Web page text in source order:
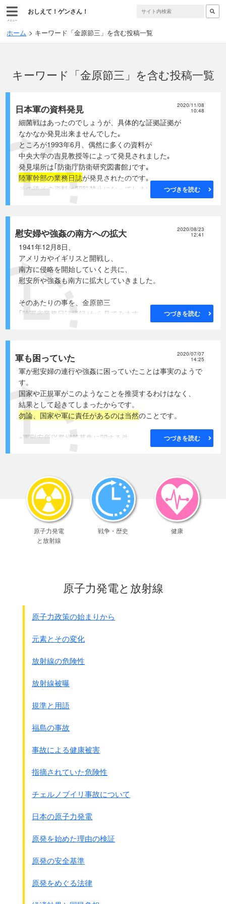
メニュー
おしえて！ゲンさん！
ホーム キーワード「金原節三」を含む投稿一覧
キーワード「金原節三」を含む投稿一覧
日本軍の資料発見 2020/11/08
10:48
細菌戦はあったのでしょうが、具体的な証拠証拠が
なかなか発見出来ませんでした｡
ところが1993年6月、偶然に多くの資料が
中央大学の吉見教授等によって発見されました｡
発見場所は｢防衛庁防衛研究図書館｣です｡
陸軍幹部の業務日誌が発見されたのです｡
その後その資料は閲覧禁止になってしまいましたが,
日本政府保管の正式資料ですから重大な証拠となります｡
●参謀本部作戦課 井本熊夫中佐の業務日誌 23冊
1940年9月～1942年12月、参謀本部作戦課員
●陸軍省医務局医事課 金原節三大佐の
陸軍省業務日誌摘録 35冊
1941年11月から同医事課長
● 同上 大塚文夫大佐の備忘録 13冊
金原大佐の後任として1943年9月、医事課長就任
次から始まるレポ－トでは、
実際の細菌戦の様子や証言と、
これを裏付ける日本軍の上記日誌等を
年代ごとに別項目にして整理
します。
つづきを読む
慰安婦や強姦の南方への拡大 2020/08/23
12:41
1941年12月8日、
アメリカやイギリスと開戦し、
南方に侵略を開始していくと共に、
慰安所や強姦も南方に拡大していきました。
そのあたりの事を、金原節三
｢陸軍省業務日誌摘録｣から見てみます。
1942年2月12日
富兵団(第25軍)において
敵前逃亡112、強姦3、掠奪3の報告あり・・・・
比島(フィリピン)方面でも相当強姦(14名)あり、
下士官の婦人傷害事例もありたり。・・・・
田中隆吉兵務局長のやりとり)
現役大尉がクアラルンプ－ルにおいて
マレ－人の妻女を強姦、
その時計5～6個を掠奪し、
さらにジョホ－ルの第3王女を騙し、
真珠を詐欺し、強姦、掠奪、詐欺の
犯罪を犯せる者あり。
(兵務局長)
厳重なる取締まりをなしたる結果、
犯罪激減せり。
(兵務局長)
フィリピンは他の地域に比し比較的多かった。
しかし、 支那事変に比すれば少ないと
注：中国での強姦が相当ひどかった
● 局長会報 大山法務局長の報告 1942年5月9日
南方軍の犯罪件数23件。
大体において支那事変に比し少なし
第14軍(司令官本間雅晴中将)には強姦が多し。
女が日本人むきなるをもってなり。
注：女が日本人向きだからとは変な理屈です。
● 局長会報 大山法務局長の報告 1942年5月27日
南方犯罪の状況
掠奪強姦76件(開戦以来)
強姦は14軍に多し、
犯罪が多きは、14軍、15軍、16軍、
南方総軍、直轄、の順で、
軍律違反も14軍に多し。
注：第14軍はフィリピン、
第15軍はタイ・ビルマ、
第16軍はインドネシアを担当
● 局長会報 田中兵務局長の報告 1942年6月3日
・・・・マレ－では支那婦人に対する
つづきを読む
軍も困っていた 2020/07/07
14:25
軍が慰安婦の連行や強姦に困っていたことは事実のようで
す。
国家や正規軍がこのようなことを推奨するわけはなく、
結果として起きてしまったからです。
勿論、国家や軍に責任があるのは当然のことです。
●軍慰安所従業婦等募集に関する件
1938年3月4日 陸支密第745号(原文カナ、意訳)
(梅津美次郎陸軍次官や今村均兵務局長の決裁印があ
ります)
支那事変地における慰安所設置のため、
内地においてこれが従業婦などを募集するにあたり、
ことさらに軍部了解などの名義を利用し、ために軍の威信
社会問題を惹起するおそれある者、
あるいは募集に任ずる者の人選適切を欠き、
ために募集の方法、
べを受ける者あるなど、
将来これらの募集にあたりては、
その実施に当たりては、関係地方の憲兵および警察当局と
もって軍の威信保持上、ならびに社会問題上、遺漏なきよ
命（注：天皇の命令）により通牒す。
いましたが、
困った軍は今後しっかりと選定しさらに警察や憲兵と協
そしてこの文章から分かる事は、
ていた事です。
植民地や占領地では慰安婦をどのように集めたのか分か
そしてもし軍の威信を守り、社会問題化を防ぐなら
周到にしてうまくごまかそう
要です。
つづきを読む
原子力発電
と放射線
戦争・歴史 健康
原子力発電と放射線
原子力政策の始まりから
元素とその変化
放射線の危険性
放射線被曝
規準と用語
福島の事故
事故による健康被害
指摘されていた危険性
チェルノブイリ事故について
日本の原子力発電
原発を始めた理由の検証
原発の安全基準
原発をめぐる法律